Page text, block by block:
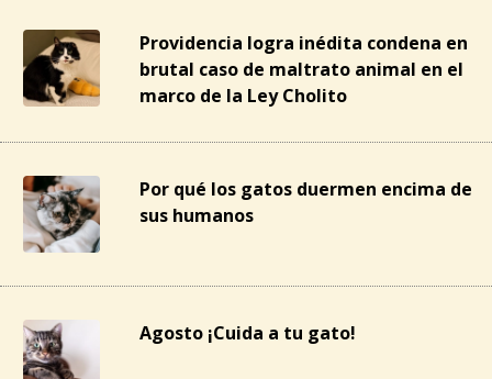
Providencia logra inédita condena en
brutal caso de maltrato animal en el
marco de la Ley Cholito
Por qué los gatos duermen encima de
sus humanos
Agosto ¡Cuida a tu gato!